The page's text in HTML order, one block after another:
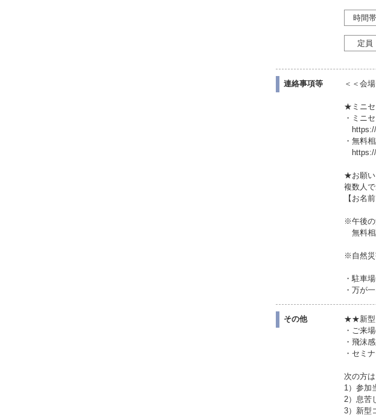
時間帯
定員
連絡事項等 ＜＜会
★ミニ
・ミニ
https://
・無料
https://
★お願
複数人
【お名
※午後の
無料相
※自然災
・駐車
・万が
その他
★★新型
・ご来
・飛沫
・セミ
次の方
1）参加
2）息苦
3）新型